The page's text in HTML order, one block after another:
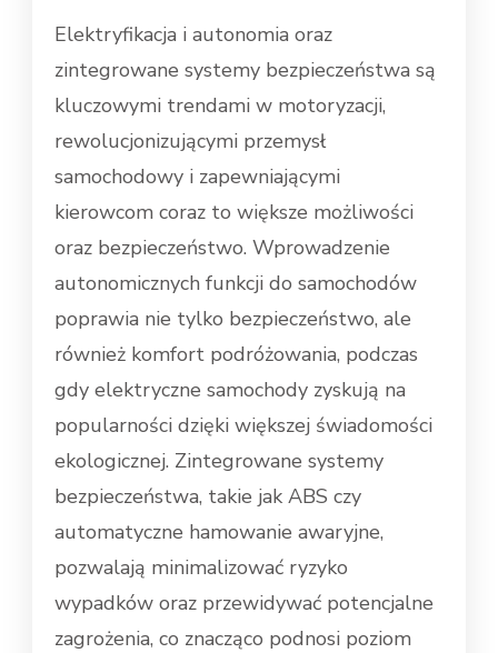
Elektryfikacja i autonomia oraz
zintegrowane systemy bezpieczeństwa są
kluczowymi trendami w motoryzacji,
rewolucjonizującymi przemysł
samochodowy i zapewniającymi
kierowcom coraz to większe możliwości
oraz bezpieczeństwo. Wprowadzenie
autonomicznych funkcji do samochodów
poprawia nie tylko bezpieczeństwo, ale
również komfort podróżowania, podczas
gdy elektryczne samochody zyskują na
popularności dzięki większej świadomości
ekologicznej. Zintegrowane systemy
bezpieczeństwa, takie jak ABS czy
automatyczne hamowanie awaryjne,
pozwalają minimalizować ryzyko
wypadków oraz przewidywać potencjalne
zagrożenia, co znacząco podnosi poziom